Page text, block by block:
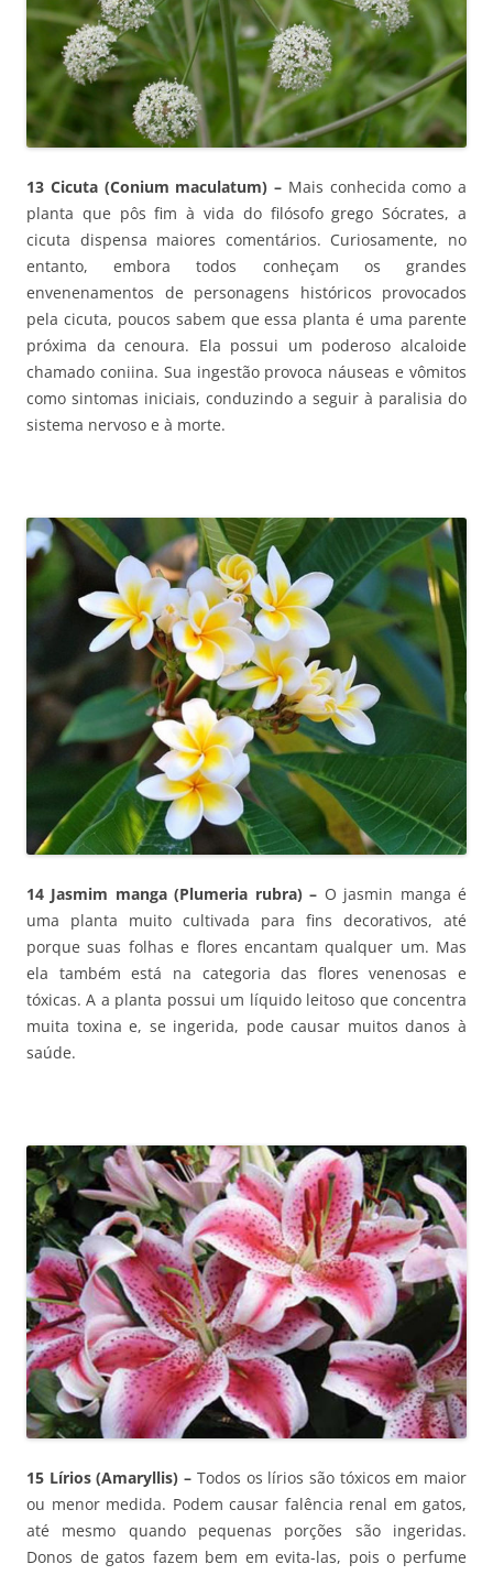
13 Cicuta (Conium maculatum) – Mais conhecida como a
planta que pôs fim à vida do filósofo grego Sócrates, a
cicuta dispensa maiores comentários. Curiosamente, no
entanto, embora todos conheçam os grandes
envenenamentos de personagens históricos provocados
pela cicuta, poucos sabem que essa planta é uma parente
próxima da cenoura. Ela possui um poderoso alcaloide
chamado coniina. Sua ingestão provoca náuseas e vômitos
como sintomas iniciais, conduzindo a seguir à paralisia do
sistema nervoso e à morte.
14 Jasmim manga (Plumeria rubra) – O jasmin manga é
uma planta muito cultivada para fins decorativos, até
porque suas folhas e flores encantam qualquer um. Mas
ela também está na categoria das flores venenosas e
tóxicas. A a planta possui um líquido leitoso que concentra
muita toxina e, se ingerida, pode causar muitos danos à
saúde.
15 Lírios (Amaryllis) – Todos os lírios são tóxicos em maior
ou menor medida. Podem causar falência renal em gatos,
até mesmo quando pequenas porções são ingeridas.
Donos de gatos fazem bem em evita-las, pois o perfume